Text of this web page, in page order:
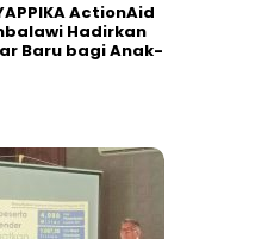
ActionAid
Hadirkan
Baru bagi Anak-